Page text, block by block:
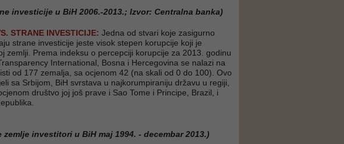
investicije u BiH 2006.-2013.; Izvor: Centralna banka)
STRANE INVESTICIJE: Jedna od stvari koje zasigurno
strane investicije jeste visok stepen korupcije koji je
zemlji. Prema indeksu o percepciji korupcije za 2013. godinu
International, Bosna i Hercegovina se nalazi na
od 177 zemalja, sa ocjenom 42 (na skali od 0 do 100). Ovo
sa Srbijom, BiH svrstava u najkorumpiraniju državu u regiji,
društvo joj još prave i Sao Tome i Principe, Brazil, i
zemlje investitori u BiH maj 1994. - decembar 2013.)